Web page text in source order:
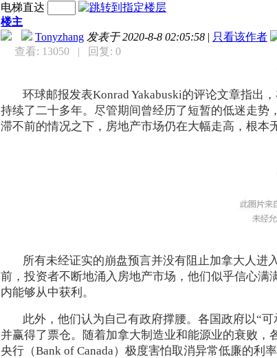
电梯直达
楼主
Tonyzhang 发表于 2020-8-8 02:05:58 | 只看该作者
查看: 13050
| 回复: 0
环球邮报发表Konrad Yakabuski的评论文章指出
持续了二十多年。尽管期间曾经历了短暂的低迷走
滞不前的情况之下，房地产市场仍在大幅走高，根本
所有未经证实的崩盘预言并没有阻止加拿大人进
前，投资者不断地涌入房地产市场，他们似乎信心
内能够从中获利。
此外，他们认为自己有政府撑腰。各国政府以“
并赢得了票仓。随着加拿大制造业和能源业的衰败
央行（Bank of Canada）极度害怕取消异常低廉的利